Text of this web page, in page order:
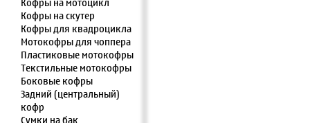
Кофры на скутер
Кофры для квадроцикла
Мотокофры для чоппера
Пластиковые мотокофры
Текстильные мотокофры
Боковые кофры
Задний (центральный)
кофр